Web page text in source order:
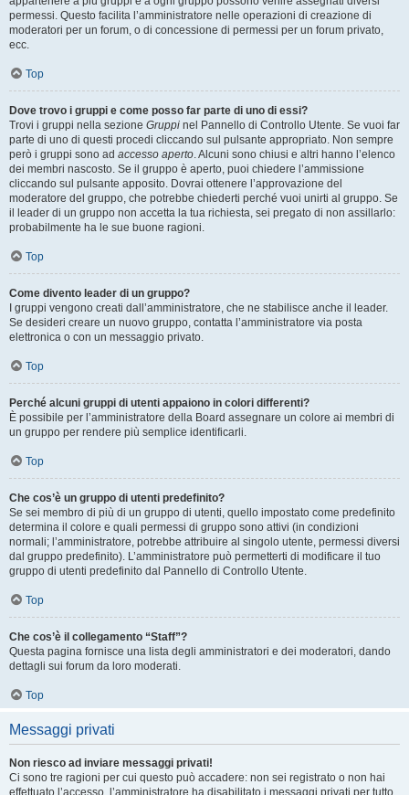
permessi. Questo facilita l’amministratore nelle operazioni di creazione di
moderatori per un forum, o di concessione di permessi per un forum privato,
ecc.
Top
Dove trovo i gruppi e come posso far parte di uno di essi?
Trovi i gruppi nella sezione Gruppi nel Pannello di Controllo Utente. Se vuoi far
parte di uno di questi procedi cliccando sul pulsante appropriato. Non sempre
però i gruppi sono ad accesso aperto. Alcuni sono chiusi e altri hanno l’elenco
dei membri nascosto. Se il gruppo è aperto, puoi chiedere l’ammissione
cliccando sul pulsante apposito. Dovrai ottenere l’approvazione del
moderatore del gruppo, che potrebbe chiederti perché vuoi unirti al gruppo. Se
il leader di un gruppo non accetta la tua richiesta, sei pregato di non assillarlo:
probabilmente ha le sue buone ragioni.
Top
Come divento leader di un gruppo?
I gruppi vengono creati dall’amministratore, che ne stabilisce anche il leader.
Se desideri creare un nuovo gruppo, contatta l’amministratore via posta
elettronica o con un messaggio privato.
Top
Perché alcuni gruppi di utenti appaiono in colori differenti?
È possibile per l’amministratore della Board assegnare un colore ai membri di
un gruppo per rendere più semplice identificarli.
Top
Che cos’è un gruppo di utenti predefinito?
Se sei membro di più di un gruppo di utenti, quello impostato come predefinito
determina il colore e quali permessi di gruppo sono attivi (in condizioni
normali; l’amministratore, potrebbe attribuire al singolo utente, permessi diversi
dal gruppo predefinito). L’amministratore può permetterti di modificare il tuo
gruppo di utenti predefinito dal Pannello di Controllo Utente.
Top
Che cos’è il collegamento “Staff”?
Questa pagina fornisce una lista degli amministratori e dei moderatori, dando
dettagli sui forum da loro moderati.
Top
Messaggi privati
Non riesco ad inviare messaggi privati!
Ci sono tre ragioni per cui questo può accadere: non sei registrato o non hai
effettuato l’accesso, l’amministratore ha disabilitato i messaggi privati per tutto